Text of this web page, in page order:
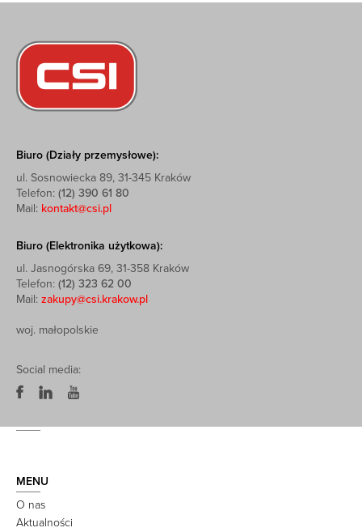
Biuro (Działy przemysłowe):
ul. Sosnowiecka 89, 31-345 Kraków
Telefon: (12) 390 61 80
Mail: kontakt@csi.pl
Biuro (Elektronika użytkowa):
ul. Jasnogórska 69, 31-358 Kraków
Telefon: (12) 323 62 00
Mail: zakupy@csi.krakow.pl
woj. małopolskie
Social media:
MENU
O nas
Aktualności